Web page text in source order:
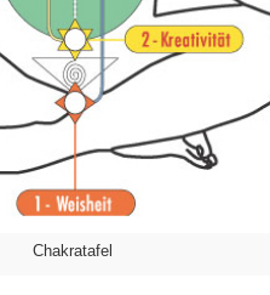
Chakratafel